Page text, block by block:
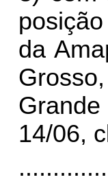
da
14/06,